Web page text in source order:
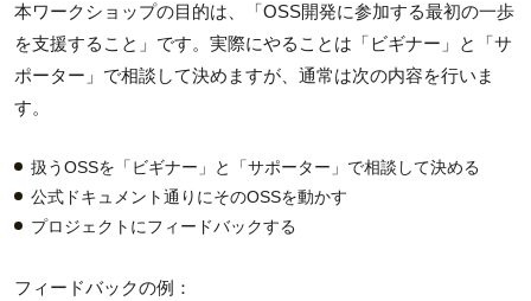
本ワークショップの目的は、「OSS開発に参加する最初の一歩
を支援すること」です。実際にやることは「ビギナー」と「サ
ポーター」で相談して決めますが、通常は次の内容を行いま
す。
扱うOSSを「ビギナー」と「サポーター」で相談して決める
公式ドキュメント通りにそのOSSを動かす
プロジェクトにフィードバックする
フィードバックの例：